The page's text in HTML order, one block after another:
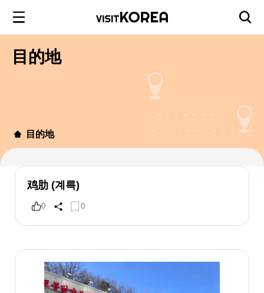
目的地
目的地
鸡肋 (계륵)
0 0